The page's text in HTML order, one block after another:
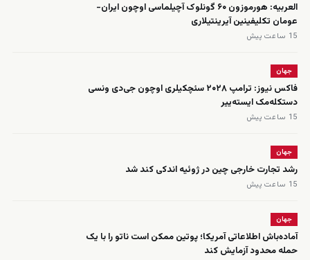
العربیه: هورموزون ۶۰ گونلوک آچیلماسی اوچون ایران-
عومان تکلیفینین آیرینتیلاری
15 ساعت پیش
جهان
فاکس نیوز: ترامپ ۲۰۲۸ سئچکیلری اوچون جی‌دی ونسی
دستکله‌مک ایسته‌ییر
15 ساعت پیش
جهان
رشد تجارت خارجی چین در ژوئیه اندکی کند شد
15 ساعت پیش
جهان
آماده‌باش اطلاعاتی آمریکا؛ پوتین ممکن است ناتو را با یک
حمله محدود آزمایش کند